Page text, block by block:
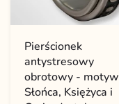
Pierścionek
antystresowy
obrotowy - motyw
Słońca, Księżyca i